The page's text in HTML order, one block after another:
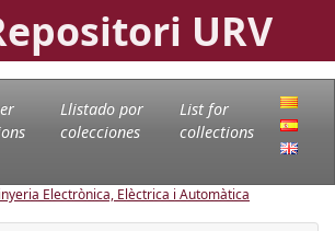
URV
Llistado por
colecciones
List for
collections
Electrònica, Elèctrica i Automàtica